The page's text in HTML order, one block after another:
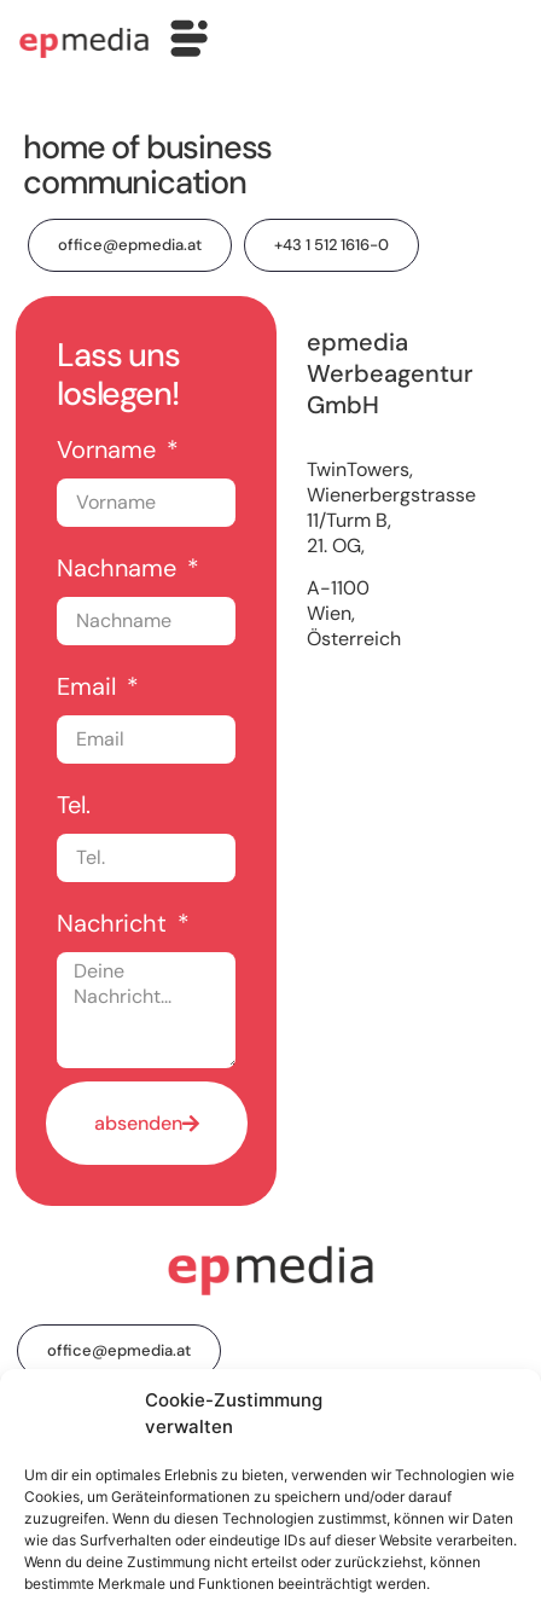
Cookie-Zustimmung
verwalten
Um dir ein optimales Erlebnis zu bieten, verwenden wir Technologien wie
Cookies, um Geräteinformationen zu speichern und/oder darauf
zuzugreifen. Wenn du diesen Technologien zustimmst, können wir Daten
wie das Surfverhalten oder eindeutige IDs auf dieser Website verarbeiten.
Wenn du deine Zustimmung nicht erteilst oder zurückziehst, können
bestimmte Merkmale und Funktionen beeinträchtigt werden.
home of business
communication
office@epmedia.at +43 1 512 1616-0
Lass uns
loslegen!
Vorname
Nachname
Email
Tel.
Nachricht
absenden
epmedia
Werbeagentur
GmbH
TwinTowers,
Wienerbergstrasse
11/Turm B,
21. OG,
A-1100
Wien,
Österreich
office@epmedia.at
+43 1 512 16 16-0
Impressum Datenschutz Linkedin Instagram